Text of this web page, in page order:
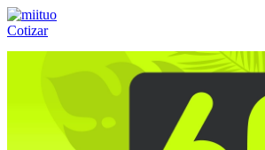
Cotizar
(55) 84-21-05-00ó800-953-00-